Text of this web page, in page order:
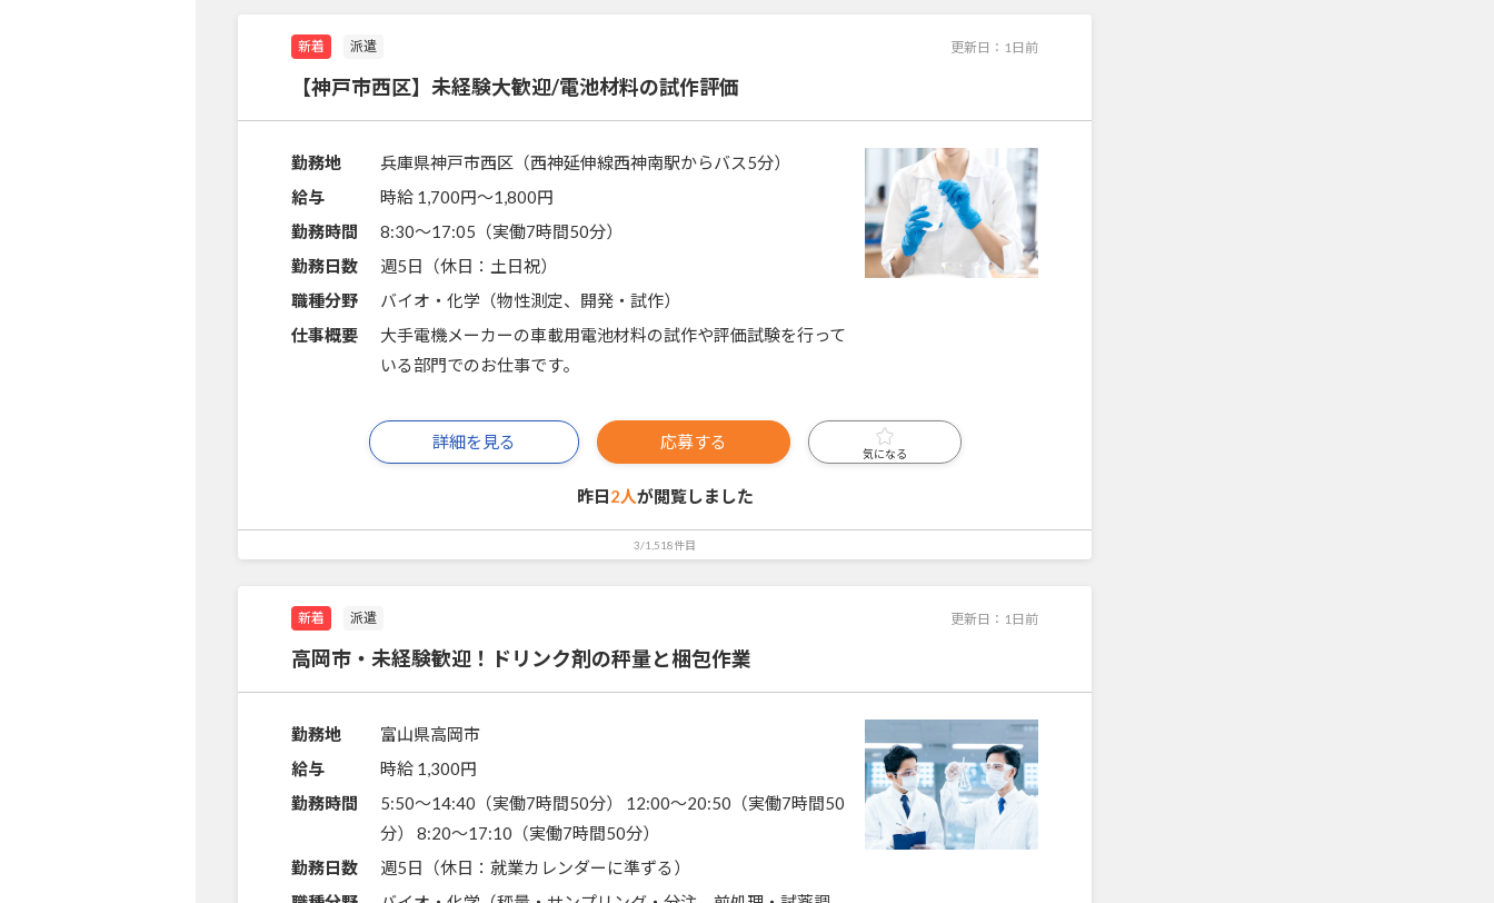
新着 派遣 更新日： 1日前
【神戸市西区】未経験大歓迎/電池材料の試作評価
勤務地
兵庫県神戸市西区（西神延伸線西神南駅からバス5分）
給与
時給 1,700円〜1,800円
勤務時間
8:30～17:05（実働7時間50分）
勤務日数
週5日（休日：土日祝）
職種分野
バイオ・化学（物性測定、開発・試作）
仕事概要
大手電機メーカーの車載用電池材料の試作や評価試験を行って
いる部門でのお仕事です。
詳細を見る 応募する
気になる
昨日2人が閲覧しました
3/1,518件目
新着 派遣 更新日： 1日前
高岡市・未経験歓迎！ドリンク剤の秤量と梱包作業
勤務地
富山県高岡市
給与
時給 1,300円
勤務時間
5:50～14:40（実働7時間50分） 12:00～20:50（実働7時間50
分） 8:20～17:10（実働7時間50分）
勤務日数
週5日（休日：就業カレンダーに準ずる）